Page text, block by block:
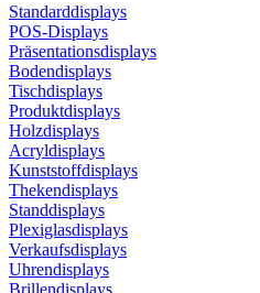
Standarddisplays
POS-Displays
Präsentationsdisplays
Bodendisplays
Tischdisplays
Produktdisplays
Holzdisplays
Acryldisplays
Kunststoffdisplays
Thekendisplays
Standdisplays
Plexiglasdisplays
Verkaufsdisplays
Uhrendisplays
Brillendisplays